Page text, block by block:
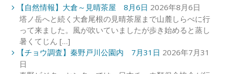
【自然情報】大倉～見晴茶屋 8月6日 2026年8月6日
塔ノ岳へと続く大倉尾根の見晴茶屋まで山麓しらべに行
って来ました。風が吹いていましたが歩き始めると蒸し
暑くてじん […]
【チョウ調査】秦野戸川公園内 7月31日 2026年7月31
日